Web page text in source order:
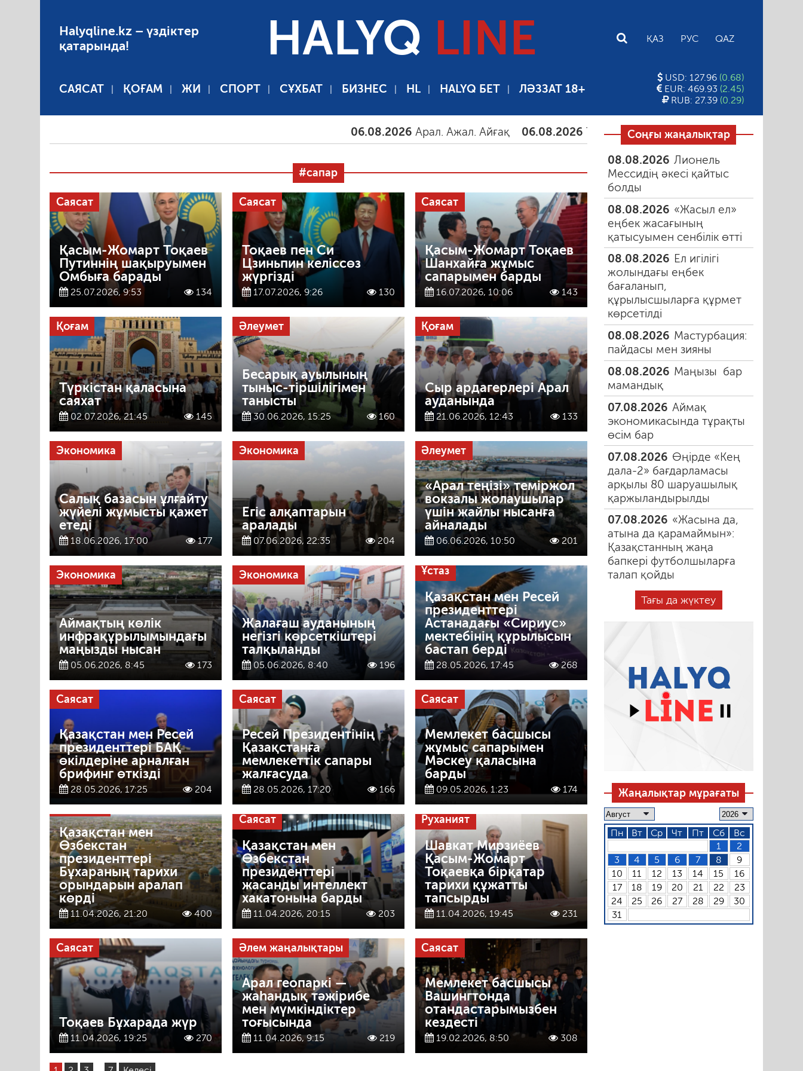
Halyqline.kz – үздіктер
қатарында!
HALYQ LINE ҚАЗ РУС QAZ
САЯСАТ ҚОҒАМ ЖИ СПОРТ СҰХБАТ БИЗНЕС HL HALYQ БЕТ ЛӘЗЗАТ 18+
USD: 127.96 (0.68)
EUR: 469.93 (2.45)
RUB: 27.39 (0.29)
06.08.2026 Арал. Ажал. Айғақ 06.08.2026 Тамыздағы таңғы түтін 06.08.2026 Құмарлық
#сапар
Саясат
Қасым-Жомарт Тоқаев
Путиннің шақыруымен
Омбыға барады
25.07.2026, 9:53 134
Саясат
Тоқаев пен Си
Цзиньпин келіссөз
жүргізді
17.07.2026, 9:26 130
Саясат
Қасым-Жомарт Тоқаев
Шанхайға жұмыс
сапарымен барды
16.07.2026, 10:06 143
Қоғам
Түркістан қаласына
саяхат
02.07.2026, 21:45 145
Әлеумет
Бесарық ауылының
тыныс-тіршілігімен
танысты
30.06.2026, 15:25 160
Қоғам
Сыр ардагерлері Арал
ауданында
21.06.2026, 12:43 133
Экономика
Салық базасын ұлғайту
жүйелі жұмысты қажет
етеді
18.06.2026, 17:00 177
Экономика
Егіс алқаптарын
аралады
07.06.2026, 22:35 204
Әлеумет
«Арал теңізі» теміржол
вокзалы жолаушылар
үшін жайлы нысанға
айналады
06.06.2026, 10:50 201
Экономика
Аймақтың көлік
инфрақұрылымындағы
маңызды нысан
05.06.2026, 8:45 173
Экономика
Жалағаш ауданының
негізгі көрсеткіштері
талқыланды
05.06.2026, 8:40 196
Ұстаз
Қазақстан мен Ресей
президенттері
Астанадағы «Сириус»
мектебінің құрылысын
бастап берді
28.05.2026, 17:45 268
Саясат
Қазақстан мен Ресей
президенттері БАҚ
өкілдеріне арналған
брифинг өткізді
28.05.2026, 17:25 204
Саясат
Ресей Президентінің
Қазақстанға
мемлекеттік сапары
жалғасуда
28.05.2026, 17:20 166
Саясат
Мемлекет басшысы
жұмыс сапарымен
Мәскеу қаласына
барды
09.05.2026, 1:23 174
Руханият
Қазақстан мен
Өзбекстан
президенттері
Бұхараның тарихи
орындарын аралап
көрді
11.04.2026, 21:20 400
Саясат
Қазақстан мен
Өзбекстан
президенттері
жасанды интеллект
хакатонына барды
11.04.2026, 20:15 203
Руханият
Шавкат Мирзиёев
Қасым-Жомарт
Тоқаевқа бірқатар
тарихи құжатты
тапсырды
11.04.2026, 19:45 231
Саясат
Тоқаев Бұхарада жүр
11.04.2026, 19:25 270
Әлем жаңалықтары
Арал геопаркі —
жаһандық тәжірибе
мен мүмкіндіктер
тоғысында
11.04.2026, 9:15 219
Саясат
Мемлекет басшысы
Вашингтонда
отандастарымызбен
кездесті
19.02.2026, 8:50 308
Соңғы жаңалықтар
08.08.2026 Лионель
Мессидің әкесі қайтыс
болды
08.08.2026 «Жасыл ел»
еңбек жасағының
қатысуымен сенбілік өтті
08.08.2026 Ел игілігі
жолындағы еңбек
бағаланып,
құрылысшыларға құрмет
көрсетілді
08.08.2026 Мастурбация:
пайдасы мен зияны
08.08.2026 Маңызы бар
мамандық
07.08.2026 Аймақ
экономикасында тұрақты
өсім бар
07.08.2026 Өңірде «Кең
дала-2» бағдарламасы
арқылы 80 шаруашылық
қаржыландырылды
07.08.2026 «Жасына да,
атына да қарамаймын»:
Қазақстанның жаңа
бапкері футболшыларға
талап қойды
Тағы да жүктеу
Жаңалықтар мұрағаты
Пн Вт Ср Чт Пт Сб
Вс
1
2
3
4 5 6 7 8
9
10
11 12 13 14 15
16
17
18 19 20 21 22
23
24
25 26 27 28 29
30
31